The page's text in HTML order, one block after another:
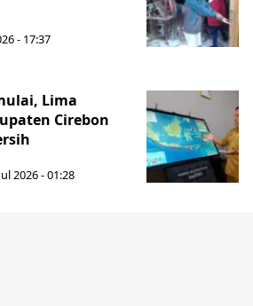
- 17:37
Lima
Cirebon
2026 - 01:28